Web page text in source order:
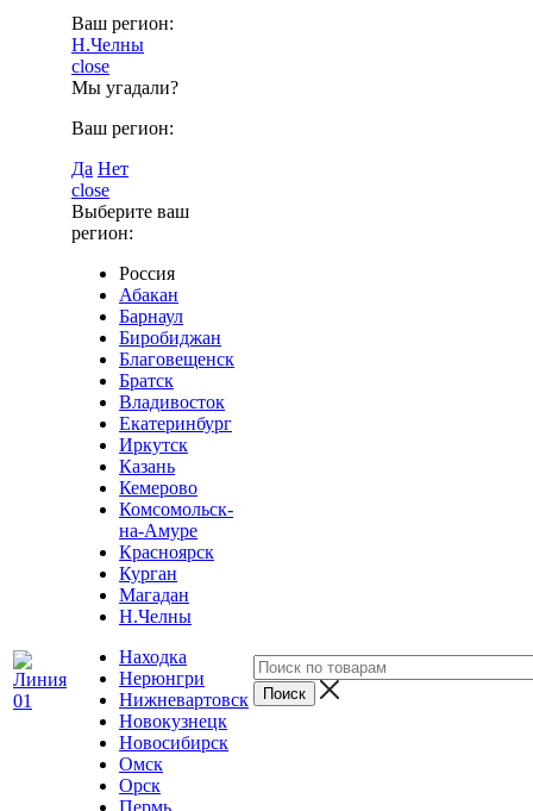
Ваш регион:
Н.Челны
close
Мы угадали?
Ваш регион:
Да Нет
close
Выберите ваш
регион:
Россия
Абакан
Барнаул
Биробиджан
Благовещенск
Братск
Владивосток
Екатеринбург
Иркутск
Казань
Кемерово
Комсомольск-
на-Амуре
Красноярск
Курган
Магадан
Н.Челны
Находка
Нерюнгри
Нижневартовск
Новокузнецк
Новосибирск
Омск
Орск
Пермь